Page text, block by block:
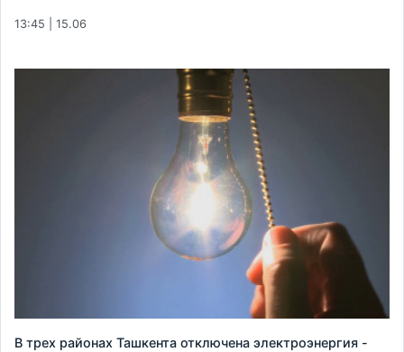
13:45 | 15.06
В трех районах Ташкента отключена электроэнергия -